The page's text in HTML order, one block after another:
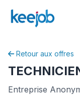
Retour aux offres
Entreprise